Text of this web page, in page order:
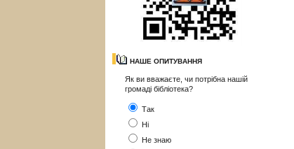
НАШЕ ОПИТУВАННЯ
Як ви вважаєте, чи потрібна нашій
громаді бібліотека?
Так
Ні
Не знаю